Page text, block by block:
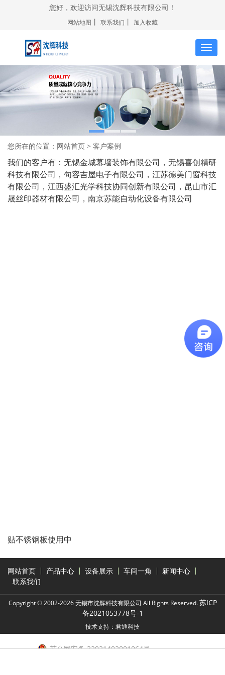
您好，欢迎访问无锡沈辉科技有限公司！
网站地图 丨 联系我们 丨 加入收藏
切
换
导
航
您所在的位置： 网站首页 > 客户案例
我们的客户有：无锡金城幕墙装饰有限公司，无锡喜创精研
科技有限公司，句容吉屋电子有限公司，江苏德美门窗科技
有限公司，江西盛汇光学科技协同创新有限公司，昆山市汇
晟丝印器材有限公司，南京苏能自动化设备有限公司
贴不锈钢板使用中
网站首页 产品中心 设备展示 车间一角
新闻中心
联系我们
Copyright © 2002-2026 无锡市沈辉科技有限公司 All Rights Reserved.苏ICP
备2021053778号-1
技术支持：君通科技
苏公网安备 32021402001064号